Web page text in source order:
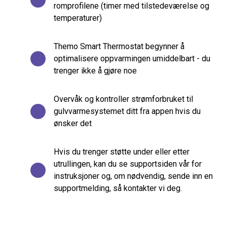
romprofilene (timer med tilstedeværelse og
temperaturer)
Themo Smart Thermostat begynner å
optimalisere oppvarmingen umiddelbart - du
trenger ikke å gjøre noe
Overvåk og kontroller strømforbruket til
gulvvarmesystemet ditt fra appen hvis du
ønsker det
Hvis du trenger støtte under eller etter
utrullingen, kan du se supportsiden vår for
instruksjoner og, om nødvendig, sende inn en
supportmelding, så kontakter vi deg.